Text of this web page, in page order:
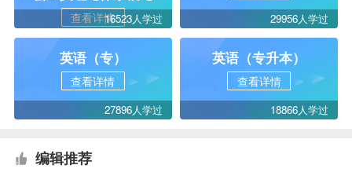
查看详情16523人学过 29956人学过
英语（专）
查看详情
27896人学过
英语（专升本）
查看详情
18866人学过
编辑推荐